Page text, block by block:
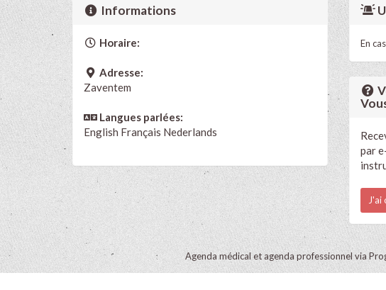
Informations
Horaire:
Adresse:
Zaventem
Langues parlées:
English Français Nederlands
En
par
J'ai
Agenda médical et agenda professionnel via